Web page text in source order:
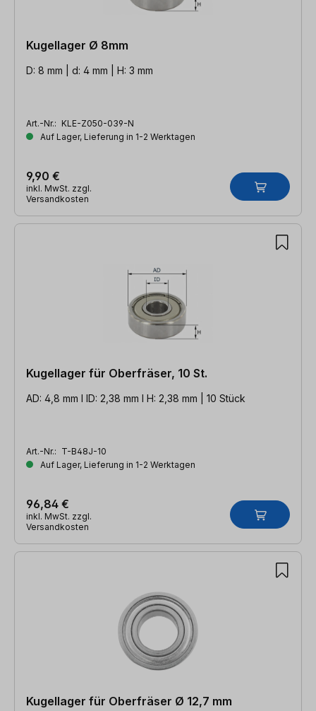
Kugellager Ø 8mm
D: 8 mm | d: 4 mm | H: 3 mm
Art.-Nr.: KLE-Z050-039-N
Auf Lager, Lieferung in 1-2 Werktagen
9,90 €
inkl. MwSt. zzgl.
Versandkosten
Kugellager für Oberfräser, 10 St.
AD: 4,8 mm l ID: 2,38 mm l H: 2,38 mm | 10 Stück
Art.-Nr.: T-B48J-10
Auf Lager, Lieferung in 1-2 Werktagen
96,84 €
inkl. MwSt. zzgl.
Versandkosten
Kugellager für Oberfräser Ø 12,7 mm